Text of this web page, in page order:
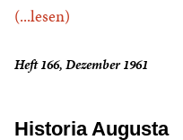
(...lesen)
Heft 166, Dezember 1961
Historia Augusta